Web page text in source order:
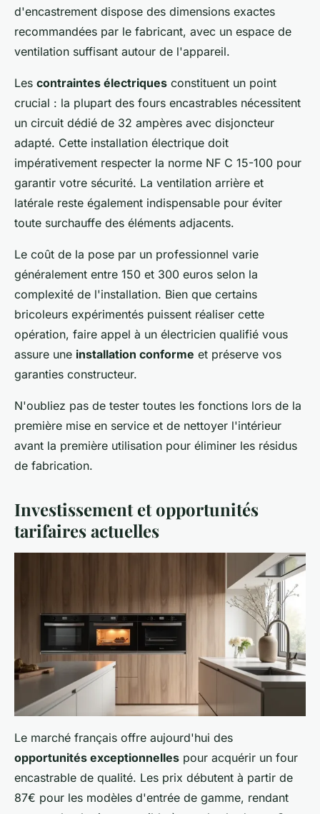
d'encastrement dispose des dimensions exactes
recommandées par le fabricant, avec un espace de
ventilation suffisant autour de l'appareil.
Les contraintes électriques constituent un point
crucial : la plupart des fours encastrables nécessitent
un circuit dédié de 32 ampères avec disjoncteur
adapté. Cette installation électrique doit
impérativement respecter la norme NF C 15-100 pour
garantir votre sécurité. La ventilation arrière et
latérale reste également indispensable pour éviter
toute surchauffe des éléments adjacents.
Le coût de la pose par un professionnel varie
généralement entre 150 et 300 euros selon la
complexité de l'installation. Bien que certains
bricoleurs expérimentés puissent réaliser cette
opération, faire appel à un électricien qualifié vous
assure une installation conforme et préserve vos
garanties constructeur.
N'oubliez pas de tester toutes les fonctions lors de la
première mise en service et de nettoyer l'intérieur
avant la première utilisation pour éliminer les résidus
de fabrication.
Investissement et opportunités
tarifaires actuelles
Le marché français offre aujourd'hui des
opportunités exceptionnelles pour acquérir un four
encastrable de qualité. Les prix débutent à partir de
87€ pour les modèles d'entrée de gamme, rendant